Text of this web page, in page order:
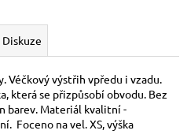
Diskuze
Véčkový výstřih vpředu i vzadu.
která se přizpůsobí obvodu. Bez
barev. Materiál kvalitní -
Foceno na vel. XS, výška